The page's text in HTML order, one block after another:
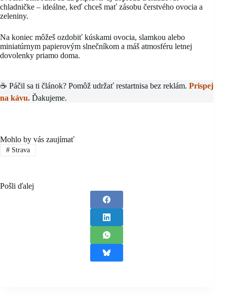
chladničke – ideálne, keď chceš mať zásobu čerstvého ovocia a
zeleniny.
Na koniec môžeš ozdobiť kúskami ovocia, slamkou alebo
miniatúrnym papierovým slnečníkom a máš atmosféru letnej
dovolenky priamo doma.
☕ Páčil sa ti článok? Pomôž udržať restartnisa bez reklám. Prispej
na kávu. Ďakujeme.
Mohlo by vás zaujímať
#Strava
Pošli ďalej